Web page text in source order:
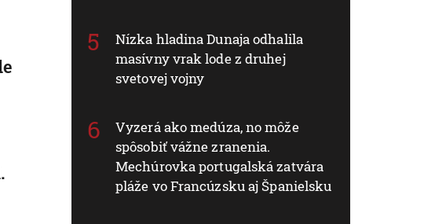
Nízka hladina Dunaja odhalila
masívny vrak lode z druhej
svetovej vojny
Vyzerá ako medúza, no môže
spôsobiť vážne zranenia.
Mechúrovka portugalská zatvára
pláže vo Francúzsku aj Španielsku